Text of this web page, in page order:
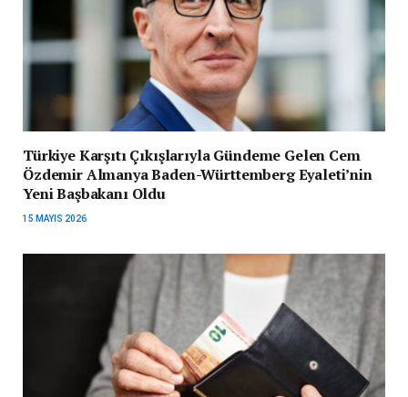
Türkiye Karşıtı Çıkışlarıyla Gündeme Gelen Cem
Özdemir Almanya Baden-Württemberg Eyaleti’nin
Yeni Başbakanı Oldu
15 MAYIS 2026